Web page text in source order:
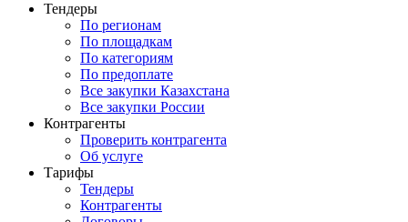
Тендеры
По регионам
По площадкам
По категориям
По предоплате
Все закупки Казахстана
Все закупки России
Контрагенты
Проверить контрагента
Об услуге
Тарифы
Тендеры
Контрагенты